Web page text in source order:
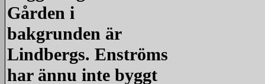
Gården i
bakgrunden är
Lindbergs. Enströms
har ännu inte byggt